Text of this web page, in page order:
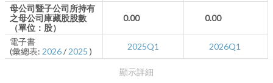
顯示詳細
母公司暨子公司所持有
之母公司庫藏股股數
（單位：股）
0.00 0.00
電子書
(彙總表: 2026/ 2025 ) 2025Q1 2026Q1